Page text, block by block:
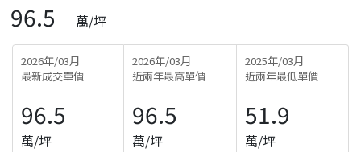
96.5 萬/坪
2026年/03月
最新成交單價
96.5
萬/坪
2026年/03月
近兩年最高單價
96.5
萬/坪
2025年/03月
近兩年最低單價
51.9
萬/坪